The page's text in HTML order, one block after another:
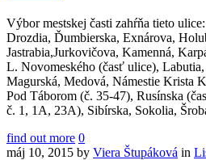
Výbor mestskej časti zahŕňa tieto
Drozdia, Ďumbierska, Exnárova,
Jastrabia,Jurkovičova, Kamenná,
L. Novomeského (časť ulice),
Magurská, Medová, Námestie Krista
Pod Táborom (č. 35-47), Rusínska
č. 1, 1A, 23A), Sibírska, Sokolia,
find out more 0
máj 10, 2015 by Viera Štupáková in